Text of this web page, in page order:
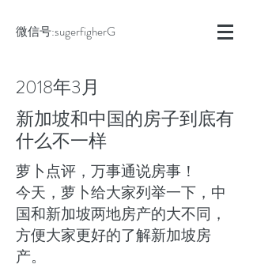
微信号:sugerfigherG
2018年3月
新加坡和中国的房子到底有
什么不一样
萝卜点评，万事通说房事！
今天，萝卜给大家列举一下，中
国和新加坡两地房产的大不同，
方便大家更好的了解新加坡房
产。